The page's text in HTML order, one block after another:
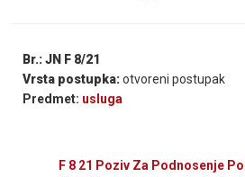
Br.: JN F 8/21
Vrsta postupka:otvoreni postupak
Predmet: usluga
F 8 21 Poziv Za Podnosenje